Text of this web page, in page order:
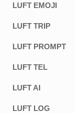
LUFT EMOJI
LUFT TRIP
LUFT PROMPT
LUFT TEL
LUFT AI
LUFT LOG